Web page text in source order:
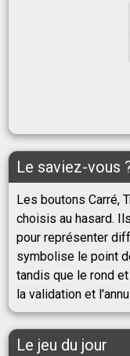
Le saviez-vous
Les boutons Carré,
choisis au hasard.
pour représenter
symbolise le point
tandis que le rond
la validation et
Le jeu du jour